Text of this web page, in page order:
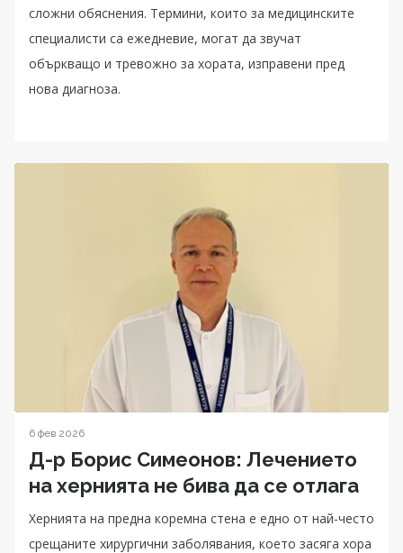
сложни обяснения. Термини, които за медицинските
специалисти са ежедневие, могат да звучат
объркващо и тревожно за хората, изправени пред
нова диагноза.
6 фев 2026
Д-р Борис Симеонов: Лечението
на хернията не бива да се отлага
Хернията на предна коремна стена е едно от най-често
срещаните хирургични заболявания, което засяга хора